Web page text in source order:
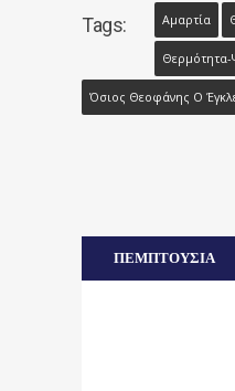
Tags: Αμαρτία
Όσιος Θεοφάνης Ο
ΠΕΜΠΤΟΥΣΙΑ